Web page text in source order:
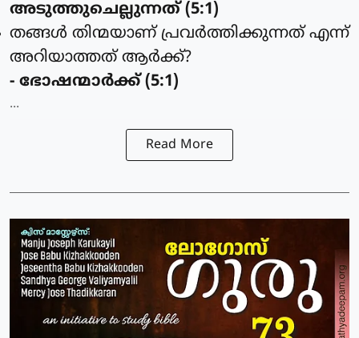
അടുത്തുചെല്ലുന്നത് (5:1)
തങ്ങള്‍ തിന്മയാണ് പ്രവര്‍ത്തിക്കുന്നത് എന്ന്
അറിയാത്തത് ആര്‍ക്ക്?
- ഭോഷന്മാര്‍ക്ക് (5:1)
...
Read More